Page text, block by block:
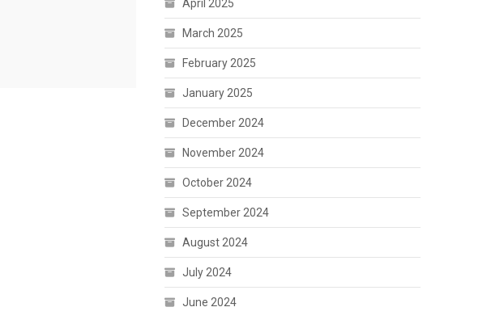
April 2025
March 2025
February 2025
January 2025
December 2024
November 2024
October 2024
September 2024
August 2024
July 2024
June 2024